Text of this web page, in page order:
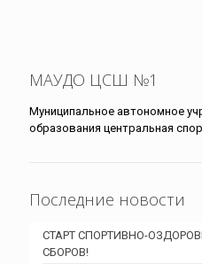
МАУДО ЦСШ №1
Муниципальное автономное
образования центральная
Последние новости
СТАРТ СПОРТИВНО-
СБОРОВ!